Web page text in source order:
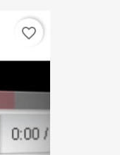
favorite_border